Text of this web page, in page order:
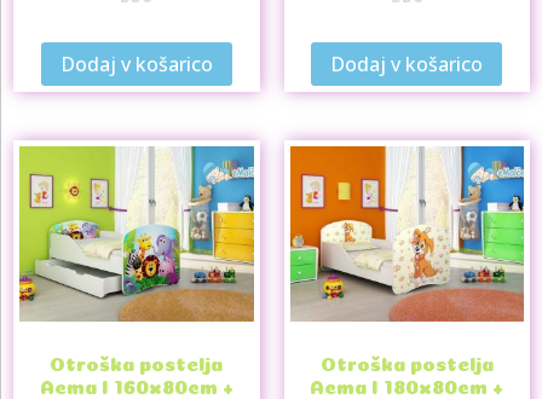
Dodaj v košarico Dodaj v košarico
Otroška postelja
Acma I 160x80cm +
Otroška postelja
Acma I 180x80cm +